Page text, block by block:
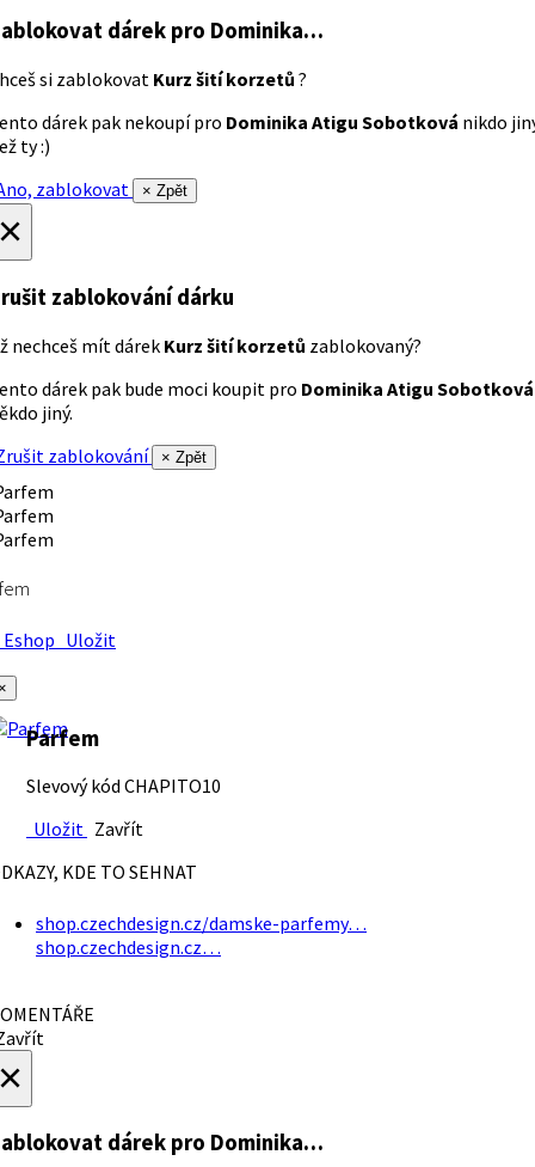
dárek pro Dominika…
si zablokovat Kurz šití korzetů ?
dárek pak nekoupí pro Dominika Atigu Sobotková nikdo
ty :)
zablokovat
× Zpět
zablokování dárku
nechceš mít dárek Kurz šití korzetů zablokovaný?
dárek pak bude moci koupit pro Dominika Atigu Sobotková
jiný.
zablokování
× Zpět
Uložit
Parfem
Slevový kód CHAPITO10
Uložit Zavřít
KDE TO SEHNAT
shop.czechdesign.cz/damske-parfemy…
shop.czechdesign.cz…
dárek pro Dominika…